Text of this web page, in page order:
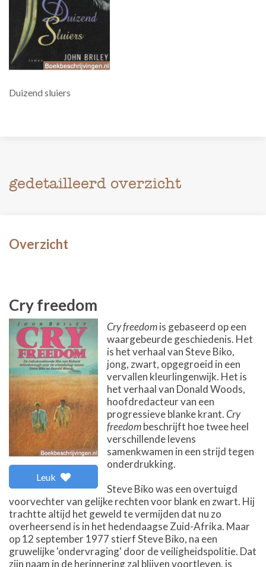
Duizend sluiers
gedetailleerd overzicht
Overzicht
Cry freedom
Leuk
Cry freedomis gebaseerd op een
waargebeurde geschiedenis. Het
is het verhaal van Steve Biko,
jong, zwart, opgegroeid in een
vervallen kleurlingenwijk. Het is
het verhaal van Donald Woods,
hoofdredacteur van een
progressieve blanke krant.Cry
freedombeschrijft hoe twee heel
verschillende levens
samenkwamen in een strijd tegen
onderdrukking.
Steve Biko was een overtuigd
voorvechter van gelijke rechten voor blank en zwart. Hij
trachtte altijd het geweld te vermijden dat nu zo
overheersend is in het hedendaagse Zuid-Afrika. Maar
op 12 september 1977 stierf Steve Biko, na een
gruwelijke 'ondervraging' door de veiligheidspolitie. Dat
zijn naam in de herinnering zal blijven voortleven, is